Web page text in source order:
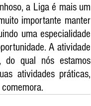
a Liga é mais um
importante manter
uma especialidade
A atividade
do qual nós estamos
atividades práticas,